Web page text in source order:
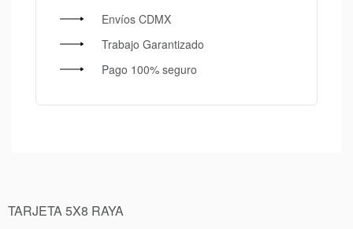
Envíos CDMX
Trabajo Garantizado
Pago 100% seguro
TARJETA 5X8 RAYA